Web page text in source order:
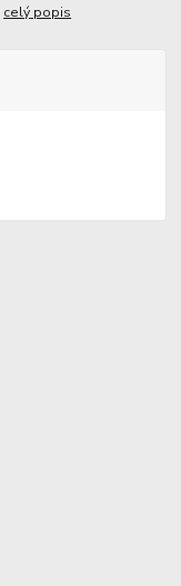
celý popis